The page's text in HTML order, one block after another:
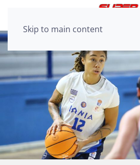
Skip to main content